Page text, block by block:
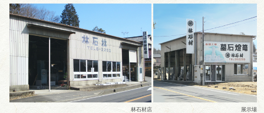
林石材店 展示場